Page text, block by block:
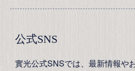
公式SNS
實光公式SNSでは、最新情報や